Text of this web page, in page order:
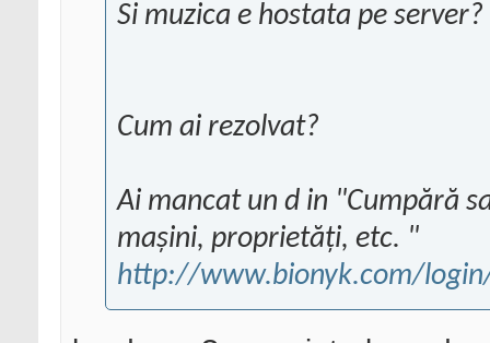
Si muzica e hostata pe
Cum ai rezolvat?
Ai mancat un d in "Cumpără
mașini, proprietăți, etc. "
http://www.bionyk.com/